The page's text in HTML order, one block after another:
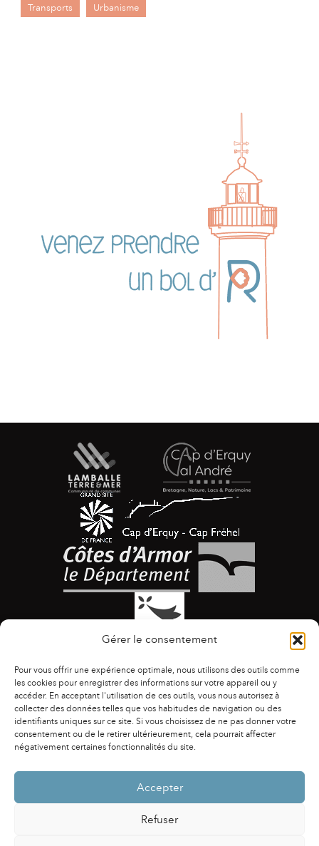
Gérer le consentement
Pour vous offrir une expérience optimale, nous utilisons des outils comme
les cookies pour enregistrer des informations sur votre appareil ou y
accéder. En acceptant l'utilisation de ces outils, vous nous autorisez à
collecter des données telles que vos habitudes de navigation ou des
identifiants uniques sur ce site. Si vous choisissez de ne pas donner votre
consentement ou de le retirer ultérieurement, cela pourrait affecter
négativement certaines fonctionnalités du site.
Accepter
Refuser
Transports Urbanisme
ACCESSIBILITÉ | AGENDA | ASSOCIATIONS
|
CONTACTS
PUBLICATIONS | ESPACE PRESSE